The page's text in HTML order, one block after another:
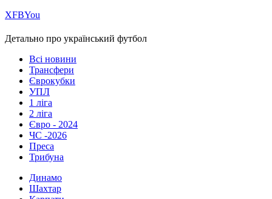
ХFBYou
Детально про український футбол
Всі новини
Трансфери
Єврокубки
УПЛ
1 ліга
2 ліга
Євро - 2024
ЧС -2026
Преса
Трибуна
Динамо
Шахтар